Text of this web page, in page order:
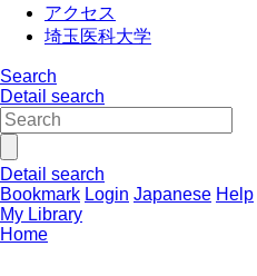
アクセス
埼玉医科大学
Search
Detail search
Detail search
Bookmark Login Japanese Help
My Library
Home